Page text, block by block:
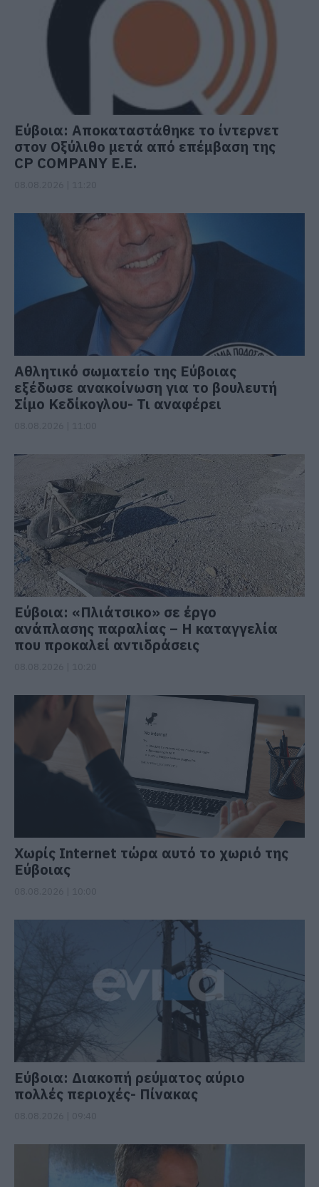
Εύβοια: Αποκαταστάθηκε το ίντερνετ
στον Οξύλιθο μετά από επέμβαση της
CP COMPANY Ε.Ε.
Αθλητικό σωματείο της Εύβοιας
εξέδωσε ανακοίνωση για το βουλευτή
Σίμο Κεδίκογλου- Τι αναφέρει
Εύβοια: «Πλιάτσικο» σε έργο
ανάπλασης παραλίας – Η καταγγελία
που προκαλεί αντιδράσεις
Χωρίς Internet τώρα αυτό το χωριό της
Εύβοιας
Εύβοια: Διακοπή ρεύματος αύριο
πολλές περιοχές- Πίνακας